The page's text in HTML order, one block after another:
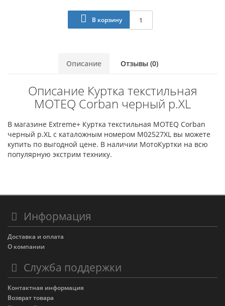
В корзину
Описание Отзывы (0)
Описание Куртка текстильная
MOTEQ Corban черный р.XL
В магазине Extreme+ Куртка текстильная MOTEQ Corban
черный р.XL с каталожным номером M02527XL вы можете
купить по выгодной цене. В наличии МотоКуртки на всю
популярную экстрим технику.
Информация
Доставка и оплата
О компании
Служба поддержки
Контактная информация
Возврат товара